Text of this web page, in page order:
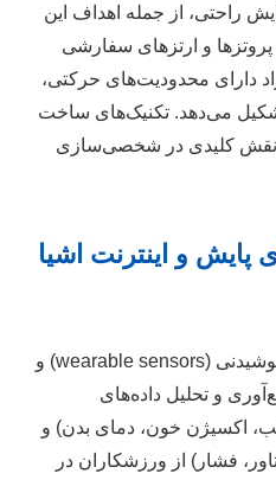
راحتی، از جمله اهداف این
و ارتزهای سفارشی
دارای محدودیت‌های حرکتی،
می‌دهد. تکنیک‌های ساخت
نقش کلیدی در شخصی‌سازی
و اینترنت اشیا
طراحی و توسعه حسگرهای پوشیدنی (wearable sensors) و
و تحلیل داده‌های
اکسیژن خون، دمای بدن) و
فشار) از ورزشکاران در